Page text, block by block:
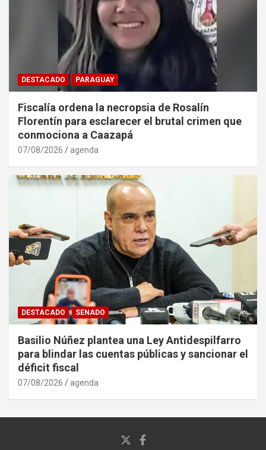
DESTACADO PARAGUAY
Fiscalía ordena la necropsia de Rosalín
Florentín para esclarecer el brutal crimen que
conmociona a Caazapá
07/08/2026 agenda
DESTACADO SENADO
Basilio Núñez plantea una Ley Antidespilfarro
para blindar las cuentas públicas y sancionar el
déficit fiscal
07/08/2026 agenda